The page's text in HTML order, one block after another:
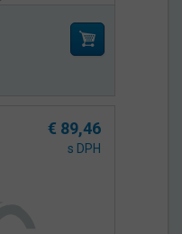
€ 89,46
s DPH